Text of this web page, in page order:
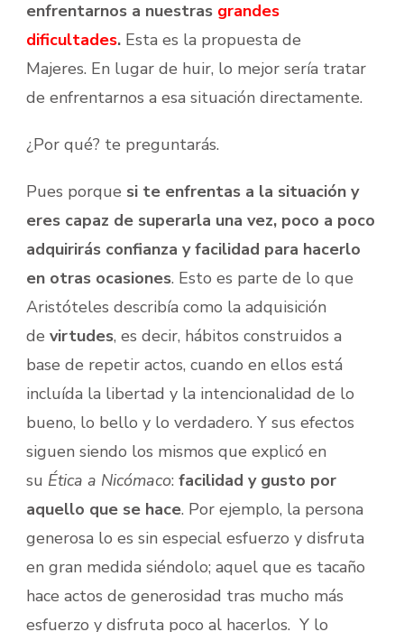
enfrentarnos a nuestras grandes
dificultades. Esta es la propuesta de
Majeres. En lugar de huir, lo mejor sería tratar
de enfrentarnos a esa situación directamente.
¿Por qué? te preguntarás.
Pues porque si te enfrentas a la situación y
eres capaz de superarla una vez, poco a poco
adquirirás confianza y facilidad para hacerlo
en otras ocasiones. Esto es parte de lo que
Aristóteles describía como la adquisición
de virtudes, es decir, hábitos construidos a
base de repetir actos, cuando en ellos está
incluída la libertad y la intencionalidad de lo
bueno, lo bello y lo verdadero. Y sus efectos
siguen siendo los mismos que explicó en
su Ética a Nicómaco: facilidad y gusto por
aquello que se hace. Por ejemplo, la persona
generosa lo es sin especial esfuerzo y disfruta
en gran medida siéndolo; aquel que es tacaño
hace actos de generosidad tras mucho más
esfuerzo y disfruta poco al hacerlos. Y lo